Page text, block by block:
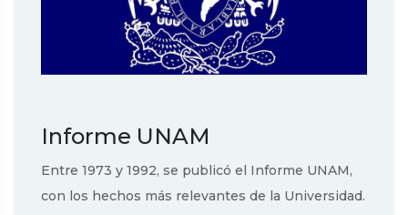
Informe UNAM
Entre 1973 y 1992, se publicó el Informe UNAM,
con los hechos más relevantes de la Universidad.